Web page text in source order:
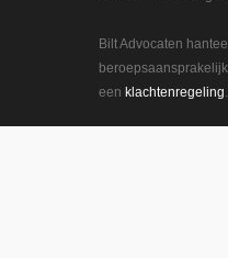
Bilt Advocaten
een klachtenregeling.